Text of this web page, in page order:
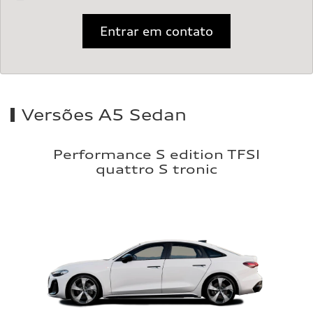
Entrar em contato
Versões A5 Sedan
Performance S edition TFSI
quattro S tronic